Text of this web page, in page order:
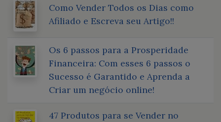
Como Vender Todos os Dias como
Afiliado e Escreva seu Artigo!!
Os 6 passos para a Prosperidade
Financeira: Com esses 6 passos o
Sucesso é Garantido e Aprenda a
Criar um negócio online!
47 Produtos para se Vender no